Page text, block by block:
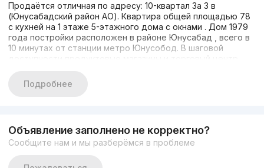
Продаётся отличная по адресу: 10-квартал 3а 3 в
(Юнусабадский район АО). Квартира общей площадью 78
с кухней на 1 этаже 5-этажного дома с окнами . Дом 1979
года постройки расположен в районе Юнусабад , всего в
10 минутах от станции метро Юнусобод. В шаговой
доступности продуктовые магазины и торговый центр,
детский сад. В доме установлено видеонаблюдение.
Квартира теплая и уютная, удобная планировка, комнаты .
Ah Goodland
+998 78 113 60 30
Подробнее
Объявление заполнено не корректно?
Сообщите нам и мы разберёмся в проблеме